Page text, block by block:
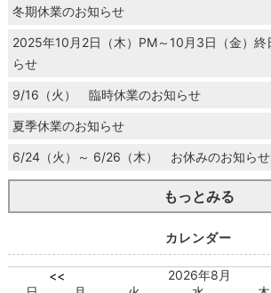
冬期休業のお知らせ
2025年10月2日（木）PM～10月3日（金）
らせ
9/16（火） 臨時休業のお知らせ
夏季休業のお知らせ
6/24（火）～ 6/26（木） お休みのお知らせ
もっとみる
カレンダー
<<
2026年8月